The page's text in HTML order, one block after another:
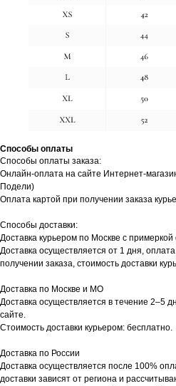
Способы оплаты
Способы оплаты заказа:
Онлайн-оплата на сайте Интернет-
Подели)
Оплата картой при получении заказа
Способы доставки:
Доставка курьером по Москве с примеркой
Доставка осуществляется от 1 дня,
получении заказа, стоимость доставки
Доставка по Москве и МО
Доставка осуществляется в течение 2–5
сайте.
Стоимость доставки курьером: бесплатно.
Доставка по России
Доставка осуществляется после 100%
доставки зависят от региона и